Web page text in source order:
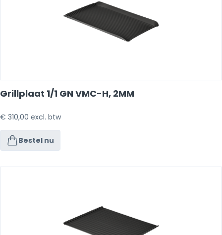
Grillplaat 1/1 GN VMC-H, 2MM
€ 310,00 excl. btw
Bestel nu